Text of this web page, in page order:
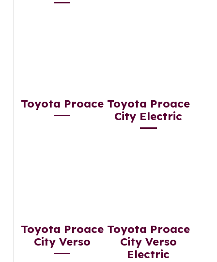
Toyota Proace Toyota Proace
City Electric
Toyota Proace
City Verso
Toyota Proace
City Verso
Electric